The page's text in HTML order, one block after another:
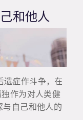
和他人
遗症作斗争，在
作为对人类健
与自己和他人的